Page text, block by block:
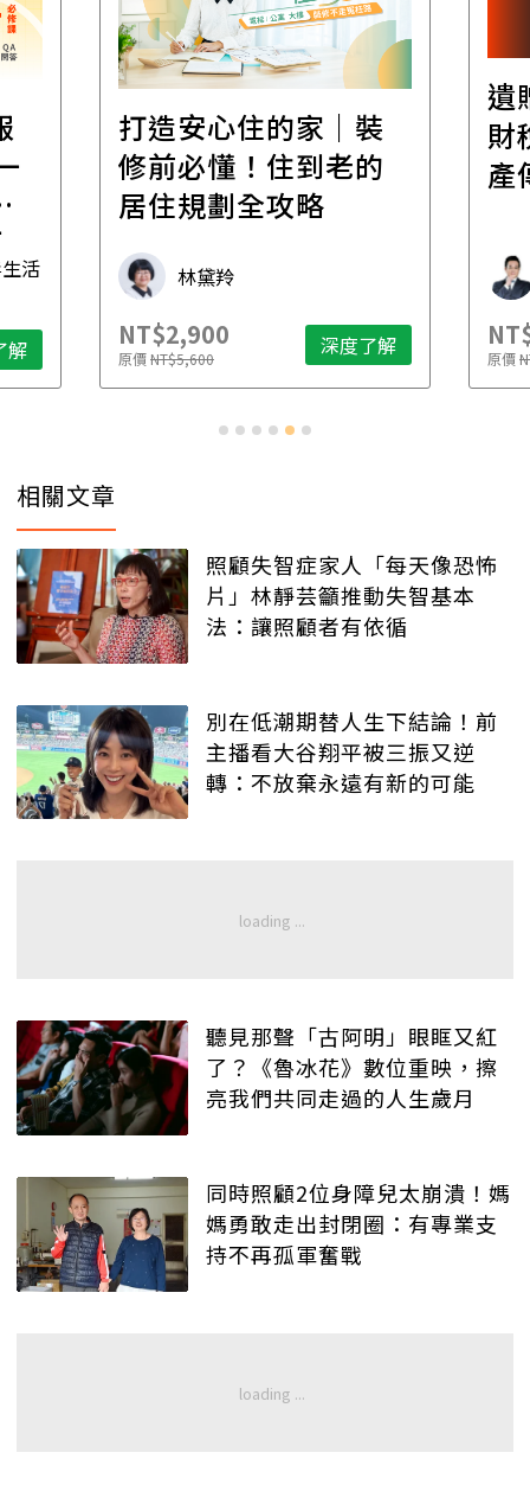
活
解
打造安心住的家｜裝
修前必懂！住到老的
居住規劃全攻略
林黛羚
NT$2,900
原價NT$5,600 深度了解
遺
財
產
原價
相關文章
照顧失智症家人「每天像恐怖
片」林靜芸籲推動失智基本
法：讓照顧者有依循
別在低潮期替人生下結論！前
主播看大谷翔平被三振又逆
轉：不放棄永遠有新的可能
聽見那聲「古阿明」眼眶又紅
了？《魯冰花》數位重映，擦
亮我們共同走過的人生歲月
同時照顧2位身障兒太崩潰！媽
媽勇敢走出封閉圈：有專業支
持不再孤軍奮戰